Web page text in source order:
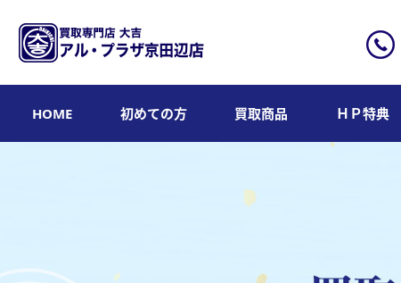
HOME 初めての方 買取商品 ＨＰ特典